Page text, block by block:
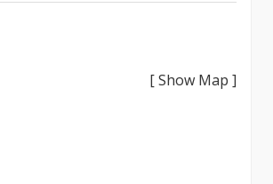
[ Show Map ]